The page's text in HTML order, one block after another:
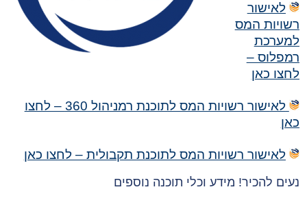
לאישור
רשויות המס
למערכת
רמפלוס –
לחצו כאן
לאישור רשויות המס לתוכנת רמניהול 360 – לחצו
כאן
לאישור רשויות המס לתוכנת תקבולית – לחצו כאן
נעים להכיר! מידע וכלי תוכנה נוספים